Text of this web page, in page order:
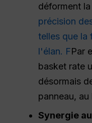
déforment
précision
telles que la
l'élan. FPar
basket rate
désormais
panneau,
Synergie